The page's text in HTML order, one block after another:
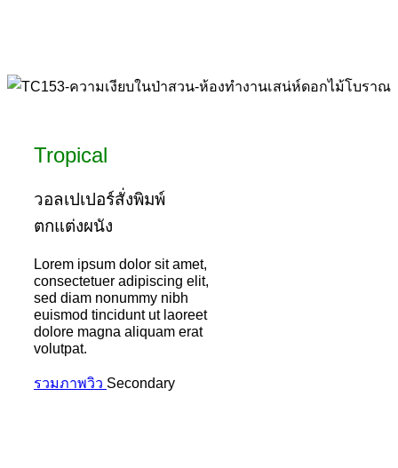
Tropical
วอลเปเปอร์สั่งพิมพ์
ตกแต่งผนัง
Lorem ipsum dolor sit amet,
consectetuer adipiscing elit,
sed diam nonummy nibh
euismod tincidunt ut laoreet
dolore magna aliquam erat
volutpat.
รวมภาพวิว Secondary